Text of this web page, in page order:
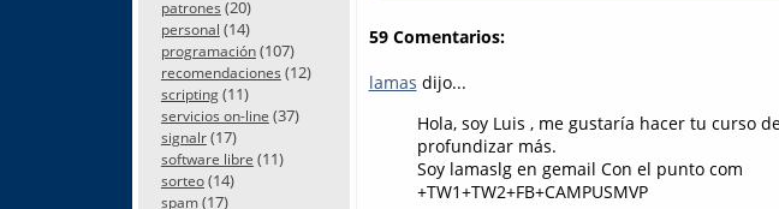
patrones (20)
personal (14)
programación(107)
recomendaciones (12)
scripting(11)
servicios on-line (37)
signalr(17)
software libre (11)
sorteo(14)
spam(17)
59 Comentarios:
lamas dijo...
Hola, soy Luis , me gustaría hacer tu curso
profundizar más.
Soy lamaslg en gemail Con el punto com
+TW1+TW2+FB+CAMPUSMVP